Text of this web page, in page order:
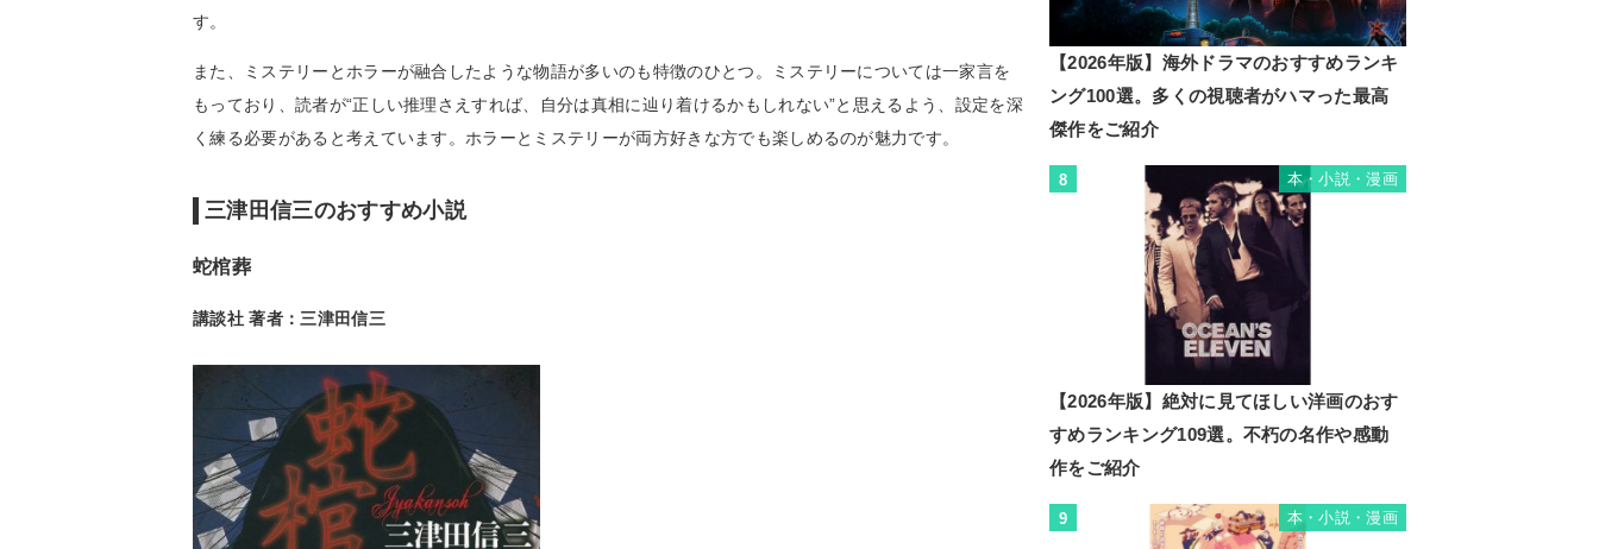
す。
また、ミステリーとホラーが融合したような物語が多いのも特徴のひとつ。ミステリーについては一家言を
もっており、読者が“正しい推理さえすれば、自分は真相に辿り着けるかもしれない”と思えるよう、設定を深
く練る必要があると考えています。ホラーとミステリーが両方好きな方でも楽しめるのが魅力です。
三津田信三のおすすめ小説
蛇棺葬
講談社 著者：三津田信三
【2026年版】海外ドラマのおすすめランキ
ング100選。多くの視聴者がハマった最高
傑作をご紹介
8 本・小説・漫画
【2026年版】絶対に見てほしい洋画のおす
すめランキング109選。不朽の名作や感動
作をご紹介
9 本・小説・漫画